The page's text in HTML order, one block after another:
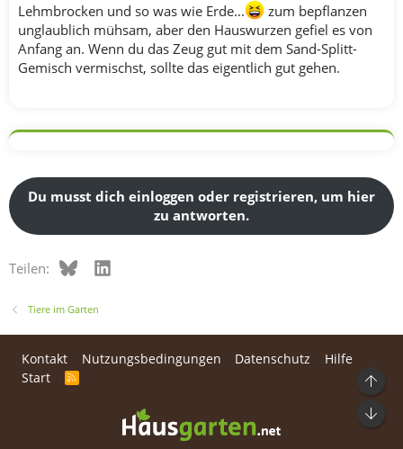
Lehmbrocken und so was wie Erde...
zum bepflanzen
unglaublich mühsam, aber den Hauswurzen gefiel es von
Anfang an. Wenn du das Zeug gut mit dem Sand-Splitt-
Gemisch vermischst, sollte das eigentlich gut gehen.
Du musst dich einloggen oder registrieren, um hier
zu antworten.
Teilen: BlueskyLinkedIn
Tiere im Garten
Kontakt Nutzungsbedingungen Datenschutz
Hilfe
Start
R